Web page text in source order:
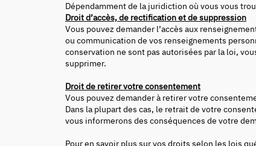
Dépendamment de la juridiction où vous vous
Droit d’accès, de rectification et de suppression
Vous pouvez demander l’accès aux
ou communication de vos renseignements
conservation ne sont pas autorisées par la loi,
supprimer.
Droit de retirer votre consentement
Vous pouvez demander à retirer votre
Dans la plupart des cas, le retrait de votre
vous informerons des conséquences de votre
Pour en savoir plus sur vos droits selon les lois